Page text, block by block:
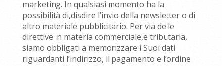
marketing. In qualsiasi momento ha la
possibilità di,disdire l’invio della newsletter o di
altro materiale pubblicitario. Per via delle
direttive in materia commerciale,e tributaria,
siamo obbligati a memorizzare i Suoi dati
riguardanti l’indirizzo, il pagamento e l’ordine